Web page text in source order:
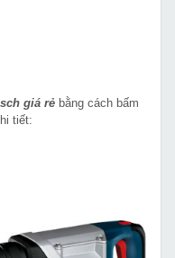
giá rẻ bằng cách bấm
tiết: